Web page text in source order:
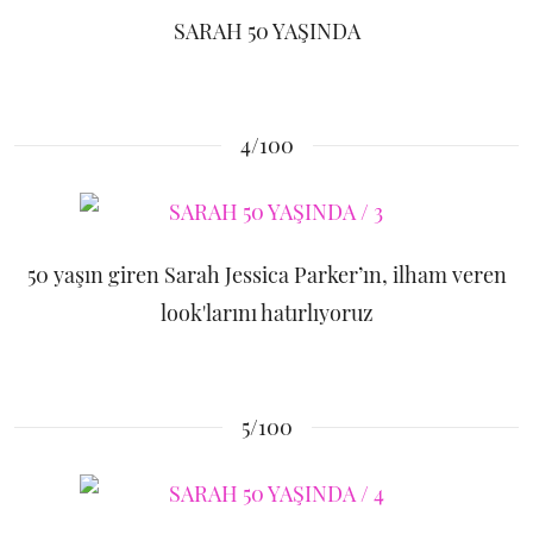
SARAH 50 YAŞINDA
4/100
50 yaşın giren Sarah Jessica Parker’ın, ilham veren
look'larını hatırlıyoruz
5/100